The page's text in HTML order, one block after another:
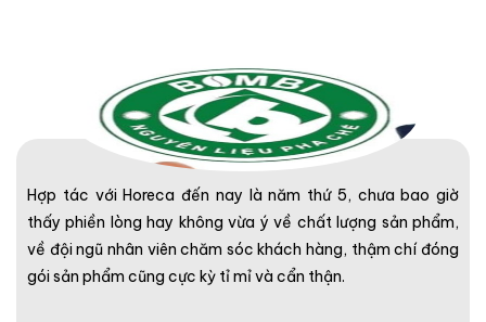
Hợp tác với Horeca đến nay là năm thứ 5, chưa bao giờ
thấy phiền lòng hay không vừa ý về chất lượng sản phẩm,
về đội ngũ nhân viên chăm sóc khách hàng, thậm chí đóng
gói sản phẩm cũng cực kỳ tỉ mỉ và cẩn thận.